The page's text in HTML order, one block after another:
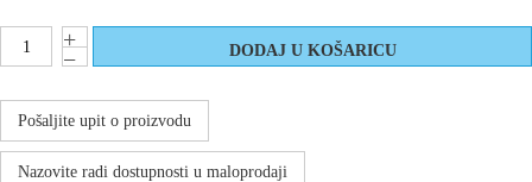
Pošaljite upit o proizvodu
Nazovite radi dostupnosti u maloprodaji